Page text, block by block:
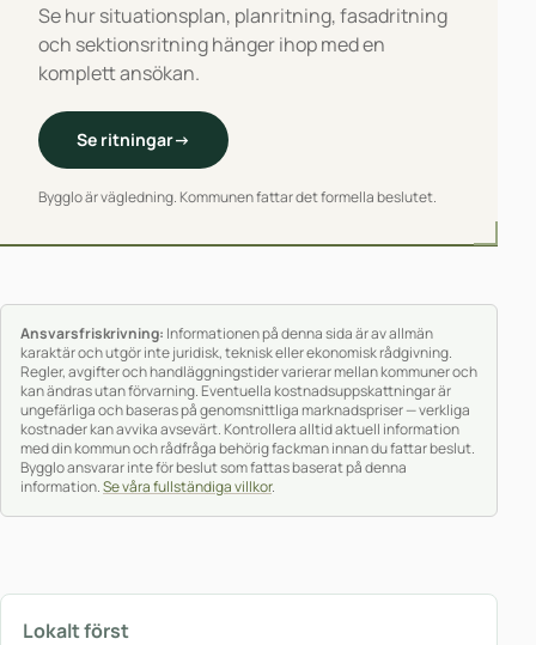
Se hur situationsplan, planritning, fasadritning
och sektionsritning hänger ihop med en
komplett ansökan.
Se ritningar→
Bygglo är vägledning. Kommunen fattar det formella beslutet.
Ansvarsfriskrivning: Informationen på denna sida är av allmän
karaktär och utgör inte juridisk, teknisk eller ekonomisk rådgivning.
Regler, avgifter och handläggningstider varierar mellan kommuner och
kan ändras utan förvarning. Eventuella kostnadsuppskattningar är
ungefärliga och baseras på genomsnittliga marknadspriser — verkliga
kostnader kan avvika avsevärt. Kontrollera alltid aktuell information
med din kommun och rådfråga behörig fackman innan du fattar beslut.
Bygglo ansvarar inte för beslut som fattas baserat på denna
information.Se våra fullständiga villkor.
Lokalt först